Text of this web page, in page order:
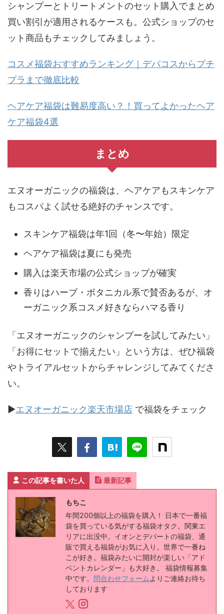
かなりお得に買えます。
④定期購入・まとめ買いを活用
シャンプーとトリートメントのセット購入でまとめ
買い割引が適用されるケースも。公式ショップのセ
ット商品もチェックしてみましょう。
コスメ福袋おすすめランキング｜デパコスからプチ
プラまで徹底比較
ヘアケア福袋は難易度高い？！買ってよかったヘア
エヌオーガニックの福袋は、ヘアケアもスキンケア
もコスパよく試せる絶好のチャンスです。
スキンケア福袋は年1回（冬〜年始）限定
ヘアケア福袋は夏にも発売
購入は楽天市場の公式ショップが確実
香りはハーブ・ボタニカル系で賛否あるが、オ
ーガニック系コスメ好きならハマる香り
「お得にセットで揃えたい」という方は、ぜひ福袋
▶エヌオーガニック楽天市場店で福袋をチェック
この記事を書いた人 最新記事
もちこ
年間200個以上の福袋を購入！ 日本で一番福
袋を買っている気がする福袋オタク。関東エ
リアに出没中。イオンとデパートの福袋、通
販で買える福袋がお気に入り。世界で一番ね